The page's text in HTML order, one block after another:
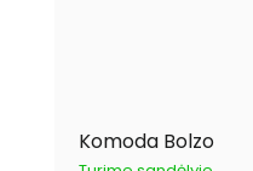
Komoda Bolzo